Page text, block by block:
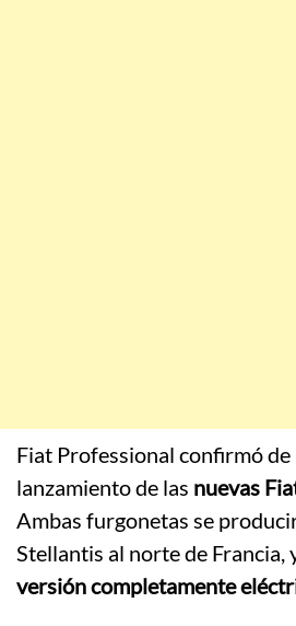
Fiat Professional confirmó de
lanzamiento de las nuevas
Ambas furgonetas se
Stellantis al norte de Francia,
versión completamente